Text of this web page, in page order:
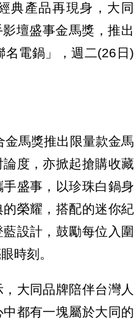
典產品再現身，大同
壇盛事金馬獎，推出
名電鍋」，週二(26日)
馬獎推出限量款金馬
度，亦掀起搶購收藏
盛事，以珍珠白鍋身
榮耀，搭配的迷你紀
設計，鼓勵每位入圍
時刻。
大同品牌陪伴台灣人
都有一塊屬於大同的